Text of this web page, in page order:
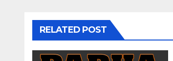
RELATED POST